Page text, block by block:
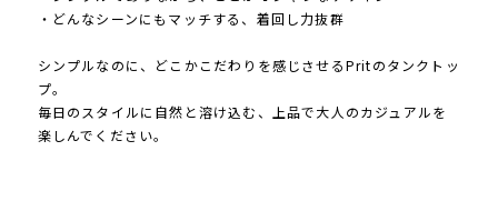
・どんなシーンにもマッチする、着回し力抜群
シンプルなのに、どこかこだわりを感じさせるPritのタンクトッ
プ。
毎日のスタイルに自然と溶け込む、上品で大人のカジュアルを
楽しんでください。